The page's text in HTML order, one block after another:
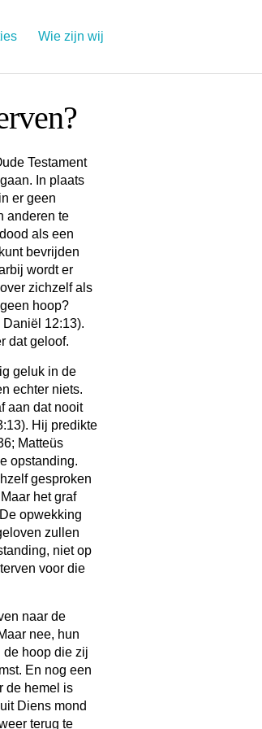
Wie zijn wij
Testament
In plaats
er geen
anderen te
als een
bevrijden
wordt er
zichzelf als
hoop?
12:13).
dat geloof.
geluk in de
echter niets.
aan dat nooit
Hij predikte
Matteüs
opstanding.
gesproken
het graf
opwekking
zullen
niet op
voor die
naar de
nee, hun
de hoop die zij
En nog een
de hemel is
Diens mond
terug te